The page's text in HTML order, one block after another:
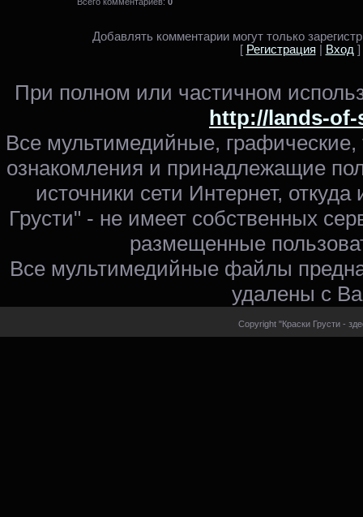
Добавлять комментарии могут только
[ Регистрация | Вход ]
При полном или частичном
http://lands-
Все мультимедийные,
ознакомления и принадлежащие
источники сети Интернет,
Грусти" - не имеет собственных
размещенные
Все мультимедийные файлы
удалены с
Copyright "Краски Грусти -